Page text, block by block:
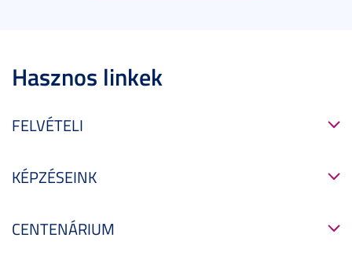
Hasznos linkek
FELVÉTELI
KÉPZÉSEINK
CENTENÁRIUM